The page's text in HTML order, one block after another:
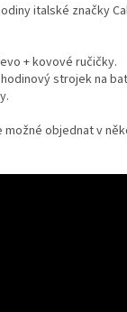
italské značky
+ kovové ručičky.
strojek na
možné objednat v